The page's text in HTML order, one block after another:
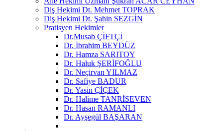
Diş Hekimi Dt. Mehmet TOPRAK
Diş Hekimi Dt. Şahin SEZGİN
Pratisyen Hekimler
Dr.Musab ÇİFTÇİ
Dr. İbrahim BEYDÜZ
Dr. Hamza SARITOY
Dr. Haluk ŞERİFOĞLU
Dr. Neçirvan YILMAZ
Dr. Safiye BADUR
Dr. Yasin ÇİÇEK
Dr. Halime TANRİSEVEN
Dr. Hasan RAMANLI
Dr. Ayşegül BAŞARAN